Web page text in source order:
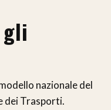
nazionale del
dei Trasporti.